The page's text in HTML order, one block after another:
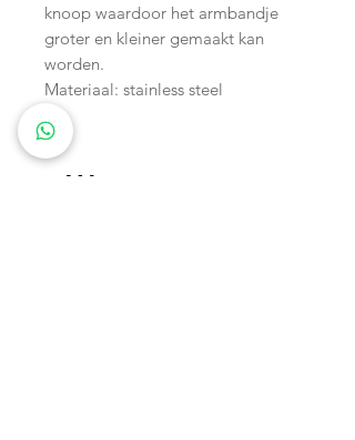
knoop waardoor het armbandje
groter en kleiner gemaakt kan
worden.
Materiaal: stainless steel
Wagenspanners